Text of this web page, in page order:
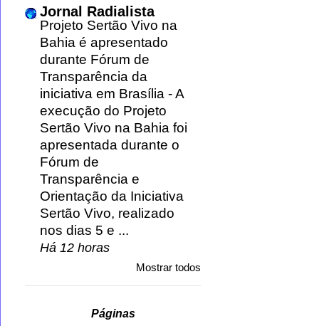
Jornal Radialista
Projeto Sertão Vivo na
Bahia é apresentado
durante Fórum de
Transparência da
iniciativa em Brasília -A
execução do Projeto
Sertão Vivo na Bahia foi
apresentada durante o
Fórum de
Transparência e
Orientação da Iniciativa
Sertão Vivo, realizado
nos dias 5 e ...
Há 12 horas
Mostrar todos
Páginas